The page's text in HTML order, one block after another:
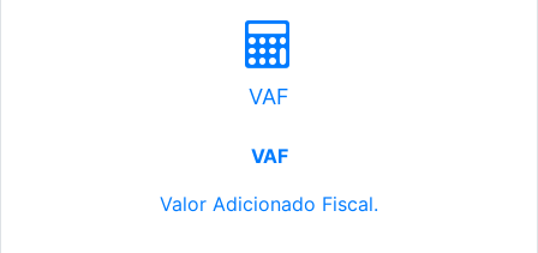
VAF
VAF
Valor Adicionado Fiscal.